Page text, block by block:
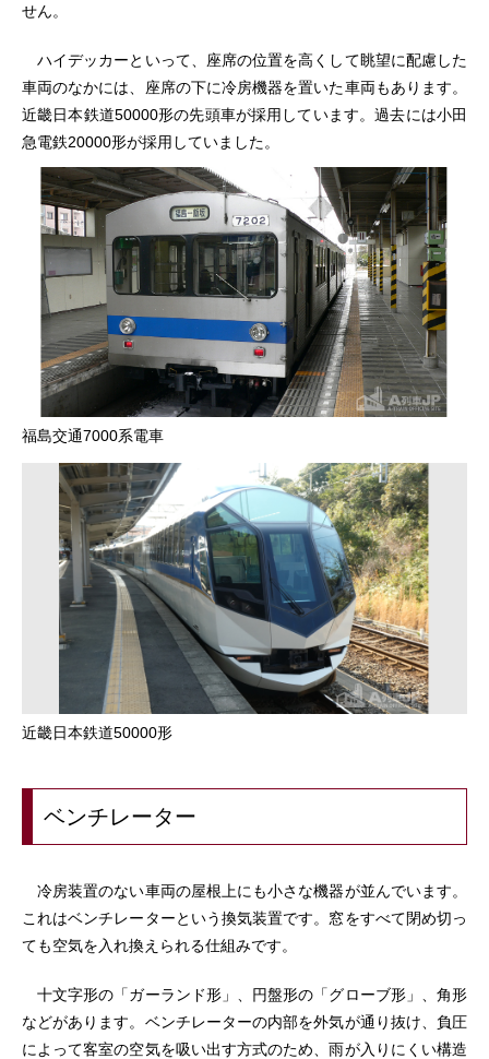
せん。
ハイデッカーといって、座席の位置を高くして眺望に配慮した
車両のなかには、座席の下に冷房機器を置いた車両もあります。
近畿日本鉄道50000形の先頭車が採用しています。過去には小田
急電鉄20000形が採用していました。
福島交通7000系電車
近畿日本鉄道50000形
ベンチレーター
冷房装置のない車両の屋根上にも小さな機器が並んでいます。
これはベンチレーターという換気装置です。窓をすべて閉め切っ
ても空気を入れ換えられる仕組みです。
十文字形の「ガーランド形」、円盤形の「グローブ形」、角形
などがあります。ベンチレーターの内部を外気が通り抜け、負圧
によって客室の空気を吸い出す方式のため、雨が入りにくい構造